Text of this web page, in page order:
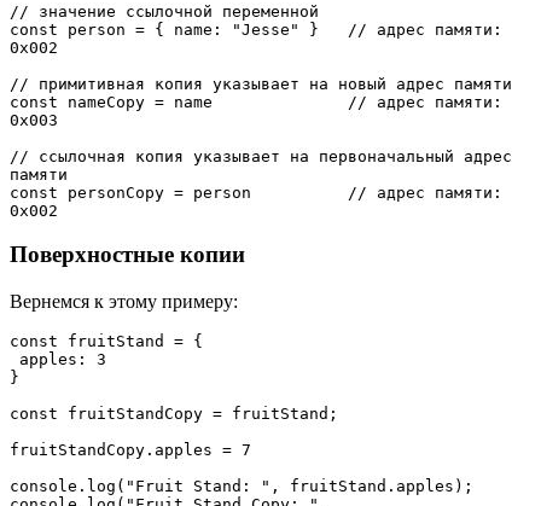
// значение ссылочной переменной
const person = { name: "Jesse" }   // адрес памяти:
0x002
// примитивная копия указывает на новый адрес памяти
const nameCopy = name              // адрес памяти:
0x003
// ссылочная копия указывает на первоначальный адрес
памяти
const personCopy = person          // адрес памяти:
0x002
Поверхностные копии
Вернемся к этому примеру:
const fruitStand = {
}
const fruitStandCopy = fruitStand;
fruitStandCopy.apples = 7
console.log("Fruit Stand: ", fruitStand.apples);